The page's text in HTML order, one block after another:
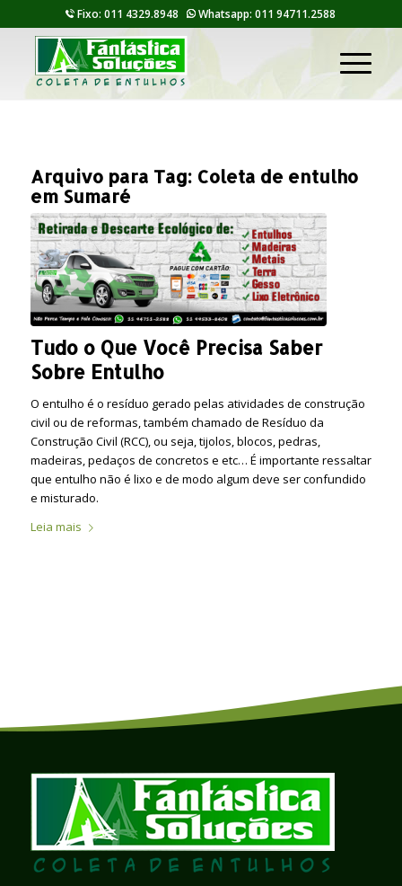
Fixo: 011 4329.8948 Whatsapp: 011 94711.2588
Arquivo para Tag: Coleta de entulho
em Sumaré
Tudo o Que Você Precisa Saber
Sobre Entulho
O entulho é o resíduo gerado pelas atividades de construção
civil ou de reformas, também chamado de Resíduo da
Construção Civil (RCC), ou seja, tijolos, blocos, pedras,
madeiras, pedaços de concretos e etc… É importante ressaltar
que entulho não é lixo e de modo algum deve ser confundido
e misturado.
Leia mais